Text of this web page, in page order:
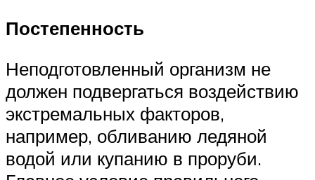
Постепенность
Неподготовленный организм не
должен подвергаться воздействию
экстремальных факторов,
например, обливанию ледяной
водой или купанию в проруби.